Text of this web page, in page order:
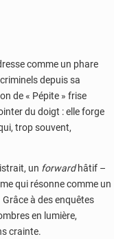
comme un phare
depuis sa
de « Pépite » frise
du doigt : elle forge
trop souvent,
un forwardhâtif –
qui résonne comme un
à des enquêtes
en lumière,
crainte.